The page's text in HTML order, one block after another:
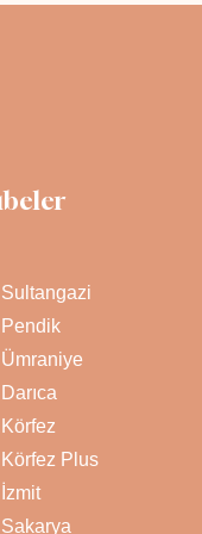
Sultangazi
Pendik
Ümraniye
Darıca
Körfez
Körfez Plus
İzmit
Sakarya